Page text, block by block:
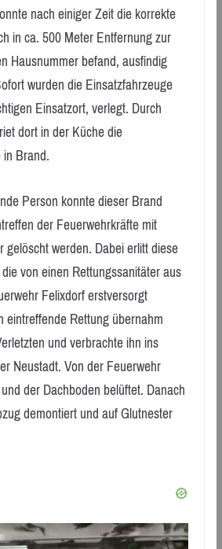
nach einiger Zeit die korrekte
in ca. 500 Meter Entfernung zur
Hausnummer befand, ausfindig
wurden die Einsatzfahrzeuge
Einsatzort, verlegt. Durch
dort in der Küche die
Brand.
Person konnte dieser Brand
der Feuerwehrkräfte mit
werden. Dabei erlitt diese
von einen Rettungssanitäter aus
Felixdorf erstversorgt
eintreffende Rettung übernahm
und verbrachte ihn ins
Neustadt. Von der Feuerwehr
der Dachboden belüftet. Danach
demontiert und auf Glutnester